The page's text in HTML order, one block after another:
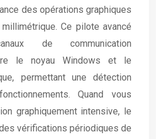
des opérations graphiques
Ce pilote avancé
de communication
le noyau Windows et le
permettant une détection
Quand vous
graphiquement intensive, le
vérifications périodiques de